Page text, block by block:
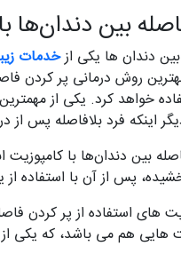
بین دندان‌ها
دندان ها یکی ازخدمات
روش درمانی پر کردن
خواهد کرد. یکی از
اینکه فرد بلافاصله پس
بین دندان‌ها با
پس از آن با استفاده
های استفاده از پر کردن
هم می باشد، که یکی از